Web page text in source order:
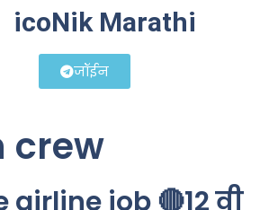
icoNik Marathi
जॉईन
crew
airline job 🔴12 वी